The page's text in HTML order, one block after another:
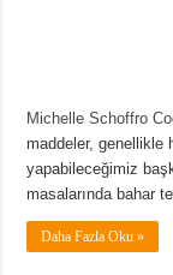
Michelle Schoffro
maddeler, genellikle
yapabileceğimiz
masalarında bahar
Daha Fazla Oku »